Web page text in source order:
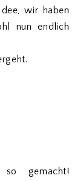
wir haben
nun endlich
gemacht!